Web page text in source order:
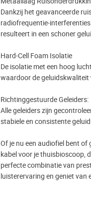
Dankzij het geavanceerde
radiofrequentie-
resulteert in een schoner
Hard-Cell Foam Isolatie
De isolatie met een hoog
waardoor de
Richtinggestuurde Geleiders:
Alle geleiders zijn
stabiele en consistente
Of je nu een audiofiel bent
kabel voor je thuisbioscoop,
perfecte combinatie van
luisterervaring en geniet van